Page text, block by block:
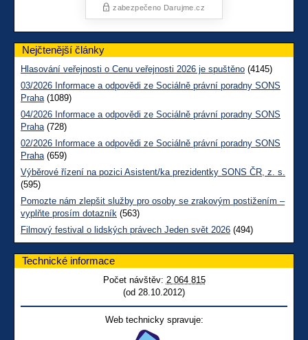
Nejčtenější články
Hlasování veřejnosti o Cenu veřejnosti 2026 je spuštěno (4145)
03/2026 Informace a odpovědi ze Sociálně právní poradny SONS
Praha(1089)
04/2026 Informace a odpovědi ze Sociálně právní poradny SONS
Praha(728)
02/2026 Informace a odpovědi ze Sociálně právní poradny SONS
Praha(659)
Výběrové řízení na pozici Asistent/ka prezidentky SONS ČR, z. s.
(595)
Pomozte nám zlepšit služby pro osoby se zrakovým postižením –
vyplňte prosím dotazník (563)
Filmový festival o lidských právech Jeden svět 2026 (494)
Technické informace
Počet návštěv: 2 064 815
(od 28.10.2012)
Web technicky spravuje: